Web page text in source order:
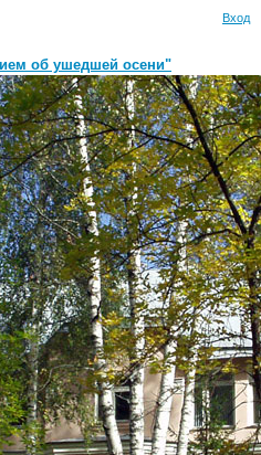
Вход
об ушедшей осени"